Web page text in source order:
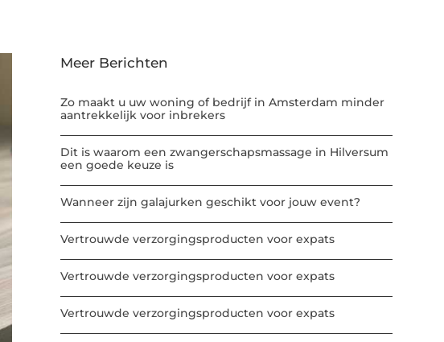
Meer Berichten
Zo maakt u uw woning of bedrijf in Amsterdam minder
aantrekkelijk voor inbrekers
Dit is waarom een zwangerschapsmassage in Hilversum
een goede keuze is
Wanneer zijn galajurken geschikt voor jouw event?
Vertrouwde verzorgingsproducten voor expats
Vertrouwde verzorgingsproducten voor expats
Vertrouwde verzorgingsproducten voor expats